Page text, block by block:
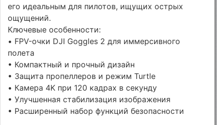
его идеальным для пилотов, ищущих острых
ощущений.
Ключевые особенности:
• FPV-очки DJI Goggles 2 для иммерсивного
полета
• Компактный и прочный дизайн
• Защита пропеллеров и режим Turtle
• Камера 4K при 120 кадрах в секунду
• Улучшенная стабилизация изображения
• Расширенный набор функций безопасности